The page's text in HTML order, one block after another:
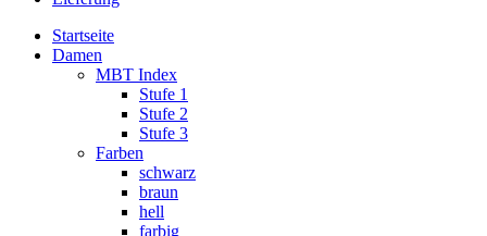
Startseite
Damen
MBT Index
Stufe 1
Stufe 2
Stufe 3
Farben
schwarz
braun
hell
farbig